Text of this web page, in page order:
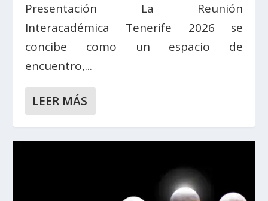
Presentación La Reunión
Interacadémica Tenerife 2026 se
concibe como un espacio de
encuentro,...
LEER MÁS